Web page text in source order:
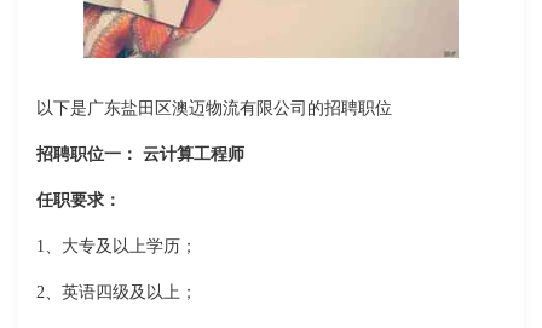
以下是广东盐田区澳迈物流有限公司的招聘职位
招聘职位一： 云计算工程师
任职要求：
1、大专及以上学历；
2、英语四级及以上；